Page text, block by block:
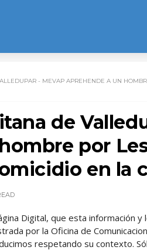
- MEVAP APREHENDE A UN
de
por
en la
Digital, que esta información
por la Oficina de
respetando su contexto.